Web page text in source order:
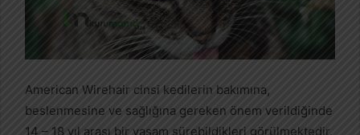
American Wirehair cinsi kedilerin bakımına,
beslenmesine ve sağlığına gereken önem verildiğinde
14 – 18 yıl arası bir yaşam sürebildikleri görülmektedir.